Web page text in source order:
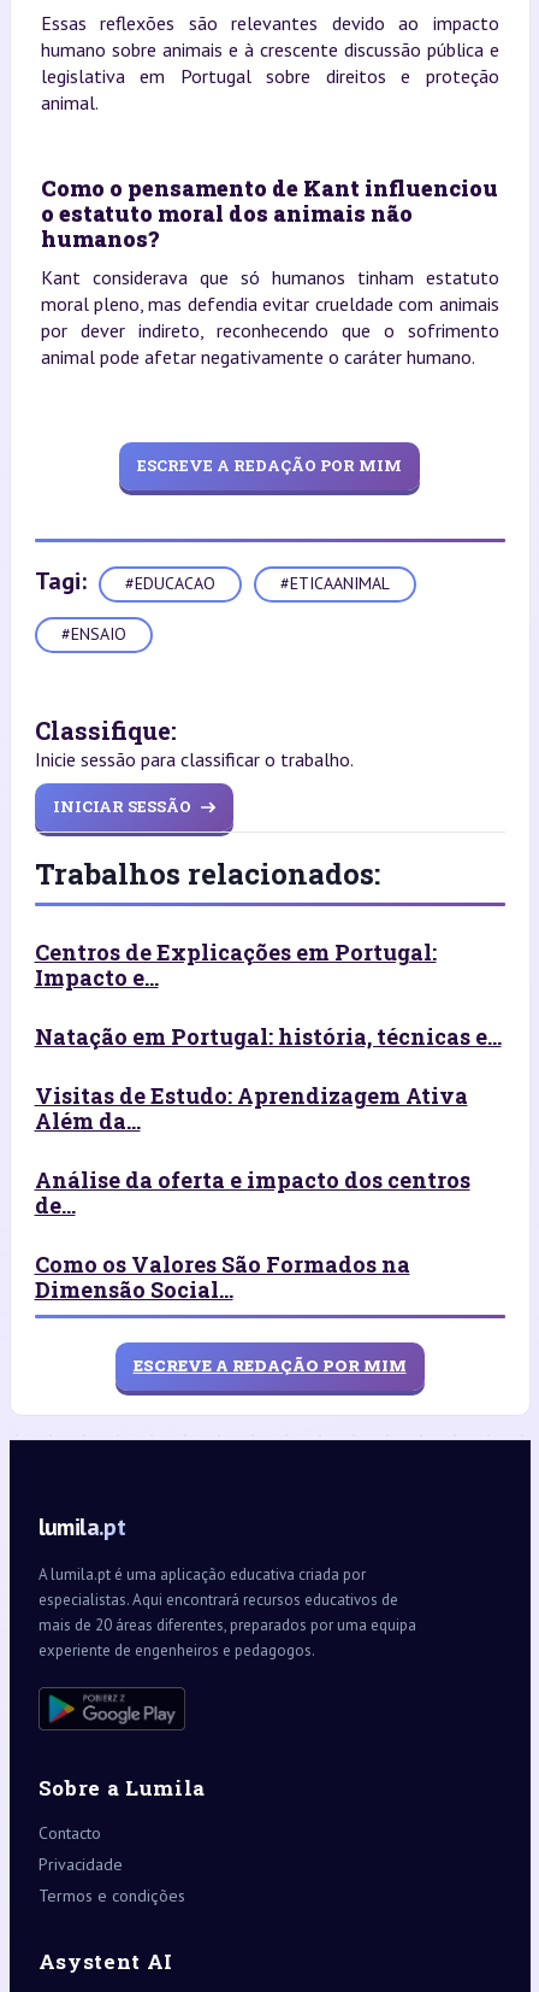
Essas reflexões são relevantes devido ao impacto
humano sobre animais e à crescente discussão pública e
legislativa em Portugal sobre direitos e proteção
animal.
Como o pensamento de Kant influenciou
o estatuto moral dos animais não
humanos?
Kant considerava que só humanos tinham estatuto
moral pleno, mas defendia evitar crueldade com animais
por dever indireto, reconhecendo que o sofrimento
animal pode afetar negativamente o caráter humano.
ESCREVE A REDAÇÃO POR MIM
Tagi: #EDUCACAO #ETICAANIMAL
#ENSAIO
Classifique:
Inicie sessão para classificar o trabalho.
INICIAR SESSÃO
Trabalhos relacionados:
Centros de Explicações em Portugal:
Impacto e...
Natação em Portugal: história, técnicas e...
Visitas de Estudo: Aprendizagem Ativa
Além da...
Análise da oferta e impacto dos centros
de...
Como os Valores São Formados na
Dimensão Social...
ESCREVE A REDAÇÃO POR MIM
lumila.pt
A lumila.pt é uma aplicação educativa criada por
especialistas. Aqui encontrará recursos educativos de
mais de 20 áreas diferentes, preparados por uma equipa
experiente de engenheiros e pedagogos.
Sobre a Lumila
Contacto
Privacidade
Termos e condições
Asystent AI